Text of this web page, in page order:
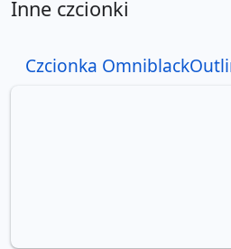
Inne czcionki
Czcionka